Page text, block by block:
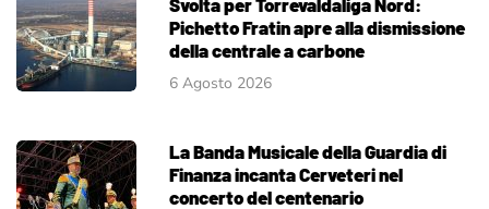
Pichetto Fratin apre alla dismissione
della centrale a carbone
6 Agosto 2026
La Banda Musicale della Guardia di
Finanza incanta Cerveteri nel
concerto del centenario